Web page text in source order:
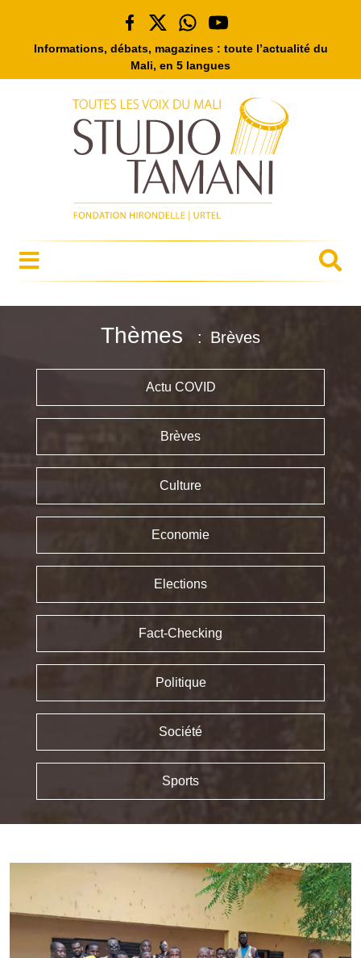
Informations, débats, magazines : toute l’actualité du
Mali, en 5 langues
Thèmes Brèves
Actu COVID
Brèves
Culture
Economie
Elections
Fact-Checking
Politique
Société
Sports